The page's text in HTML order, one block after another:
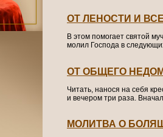
ОТ ЛЕНОСТИ И
В этом помогает святой
молил Господа в
ОТ ОБЩЕГО
Читать, нанося на себя
и вечером три раза.
МОЛИТВА О